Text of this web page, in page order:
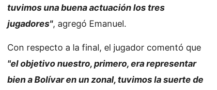
tuvimos una buena actuación los tres
jugadores", agregó Emanuel.
Con respecto a la final, el jugador comentó que
"el objetivo nuestro, primero, era representar
bien a Bolívar en un zonal, tuvimos la suerte de